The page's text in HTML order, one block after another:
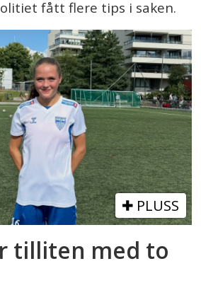
fått flere tips i saken.
PLUSS
tilliten med to